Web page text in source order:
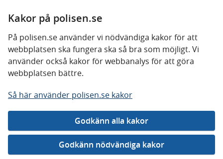
Kakor på polisen.se
På polisen.se använder vi nödvändiga kakor för att
webbplatsen ska fungera ska så bra som möjligt. Vi
använder också kakor för webbanalys för att göra
webbplatsen bättre.
Så här använder polisen.se kakor